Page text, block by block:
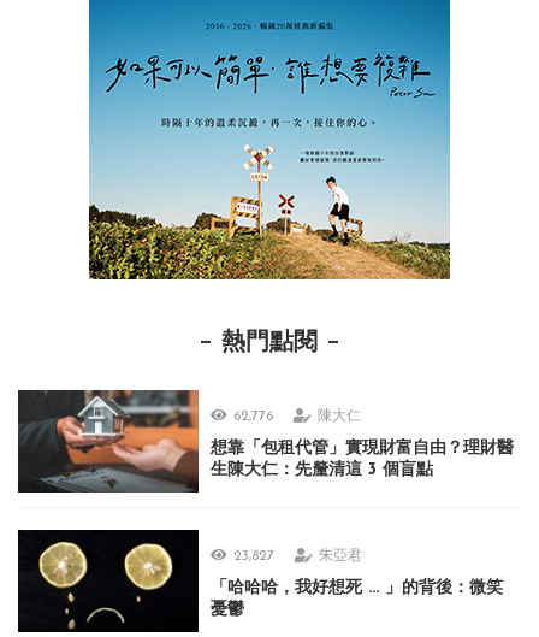
熱門點閱
62,776 陳大仁
想靠「包租代管」實現財富自由？理財醫
生陳大仁：先釐清這 3 個盲點
23,827 朱亞君
「哈哈哈，我好想死 ... 」的背後：微笑
憂鬱